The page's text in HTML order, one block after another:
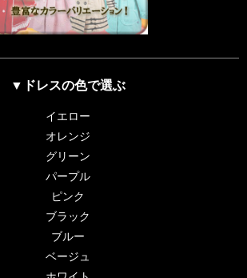
▼ドレスの色で選ぶ
イエロー
オレンジ
グリーン
パープル
ピンク
ブラック
ブルー
ベージュ